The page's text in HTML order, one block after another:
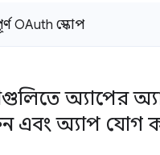
OAuth স্কোপ
অ্যাপের
এবং অ্যাপ যোগ